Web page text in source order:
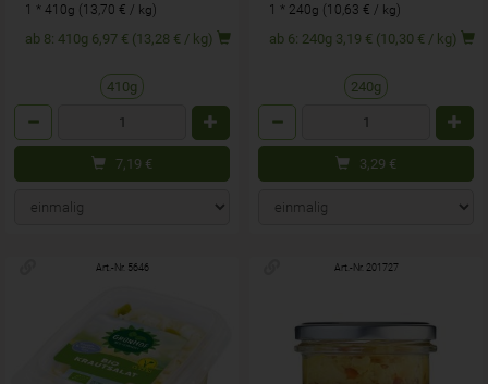
1 * 410g (13,70 € / kg)
ab 8: 410g 6,97 € (13,28 € / kg)
410g
7,19 €
1 * 240g (10,63 € / kg)
ab 6: 240g 3,19 € (10,30 € / kg)
240g
3,29 €
Art.-Nr. 5646 Art.-Nr. 201727